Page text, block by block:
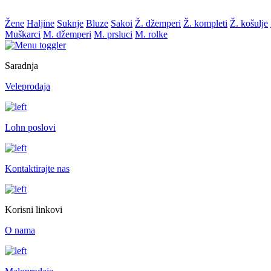
Žene Haljine Suknje Bluze Sakoi Ž. džemperi Ž. kompleti Ž. košulje
Muškarci M. džemperi M. prsluci M. rolke
Saradnja
Veleprodaja
Lohn poslovi
Kontaktirajte nas
Korisni linkovi
O nama